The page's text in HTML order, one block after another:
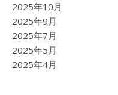
2025年10月
2025年9月
2025年7月
2025年5月
2025年4月